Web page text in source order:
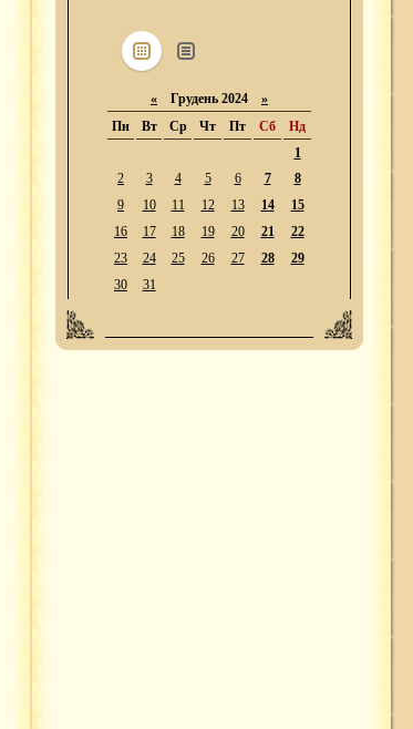
« Грудень 2024 »
Пн
Вт Ср Чт Пт Сб
Нд
1
2
3 4 5 6 7
8
9
10 11 12 13 14
15
16
17 18 19 20 21
22
23
24 25 26 27 28
29
30
31